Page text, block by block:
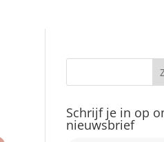
Schrijf je in op
nieuwsbrief